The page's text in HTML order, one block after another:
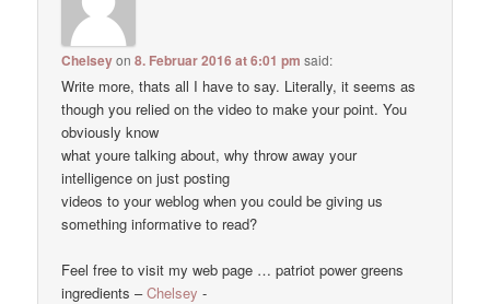
Chelseyon8. Februar 2016 at 6:01 pm said:
Write more, thats all I have to say. Literally, it seems as
though you relied on the video to make your point. You
obviously know
what youre talking about, why throw away your
intelligence on just posting
videos to your weblog when you could be giving us
something informative to read?
Feel free to visit my web page … patriot power greens
ingredients –Chelsey -